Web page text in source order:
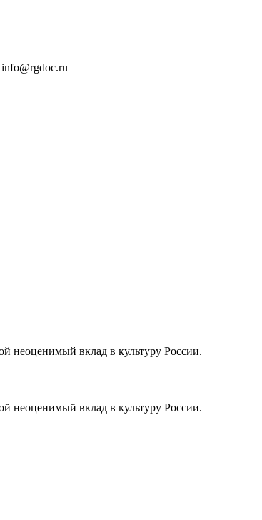
неоценимый вклад в культуру России.
неоценимый вклад в культуру России.